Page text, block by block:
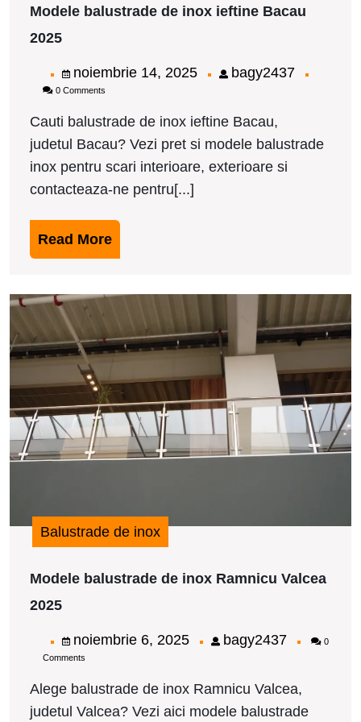
Modele balustrade de inox ieftine Bacau
2025balustrade
inox
ieftine
Bacau
2025
noiembrie 14, 2025noiembrie
2025
bagy2437bagy2437
0 Comments
Cauti balustrade de inox ieftine Bacau,
judetul Bacau? Vezi pret si modele balustrade
inox pentru scari interioare, exterioare si
contacteaza-ne pentru[...]
Read MoreRead
More
Balustrade de inox
Modele balustrade de inox Ramnicu Valcea
2025balustrade
inox
Ramnicu
Valcea
2025
noiembrie 6, 2025noiembrie
2025
bagy2437bagy2437
0
Comments
Alege balustrade de inox Ramnicu Valcea,
judetul Valcea? Vezi aici modele balustrade